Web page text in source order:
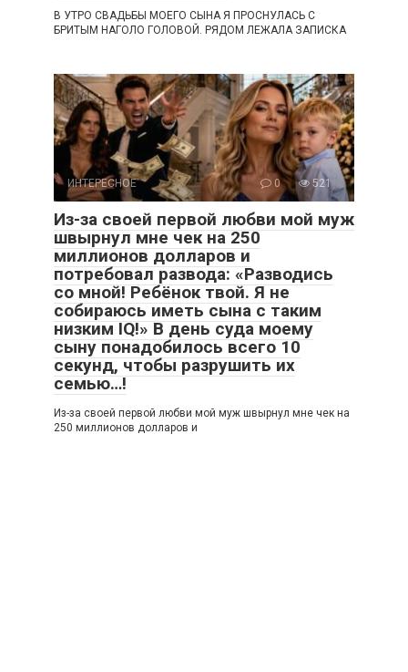
В УТРО СВАДЬБЫ МОЕГО СЫНА Я ПРОСНУЛАСЬ С
БРИТЫМ НАГОЛО ГОЛОВОЙ. РЯДОМ ЛЕЖАЛА ЗАПИСКА
ИНТЕРЕСНОЕ 0 521
Из-за своей первой любви мой муж
швырнул мне чек на 250
миллионов долларов и
потребовал развода: «Разводись
со мной! Ребёнок твой. Я не
собираюсь иметь сына с таким
низким IQ!» В день суда моему
сыну понадобилось всего 10
секунд, чтобы разрушить их
семью…!
Из-за своей первой любви мой муж швырнул мне чек на
250 миллионов долларов и